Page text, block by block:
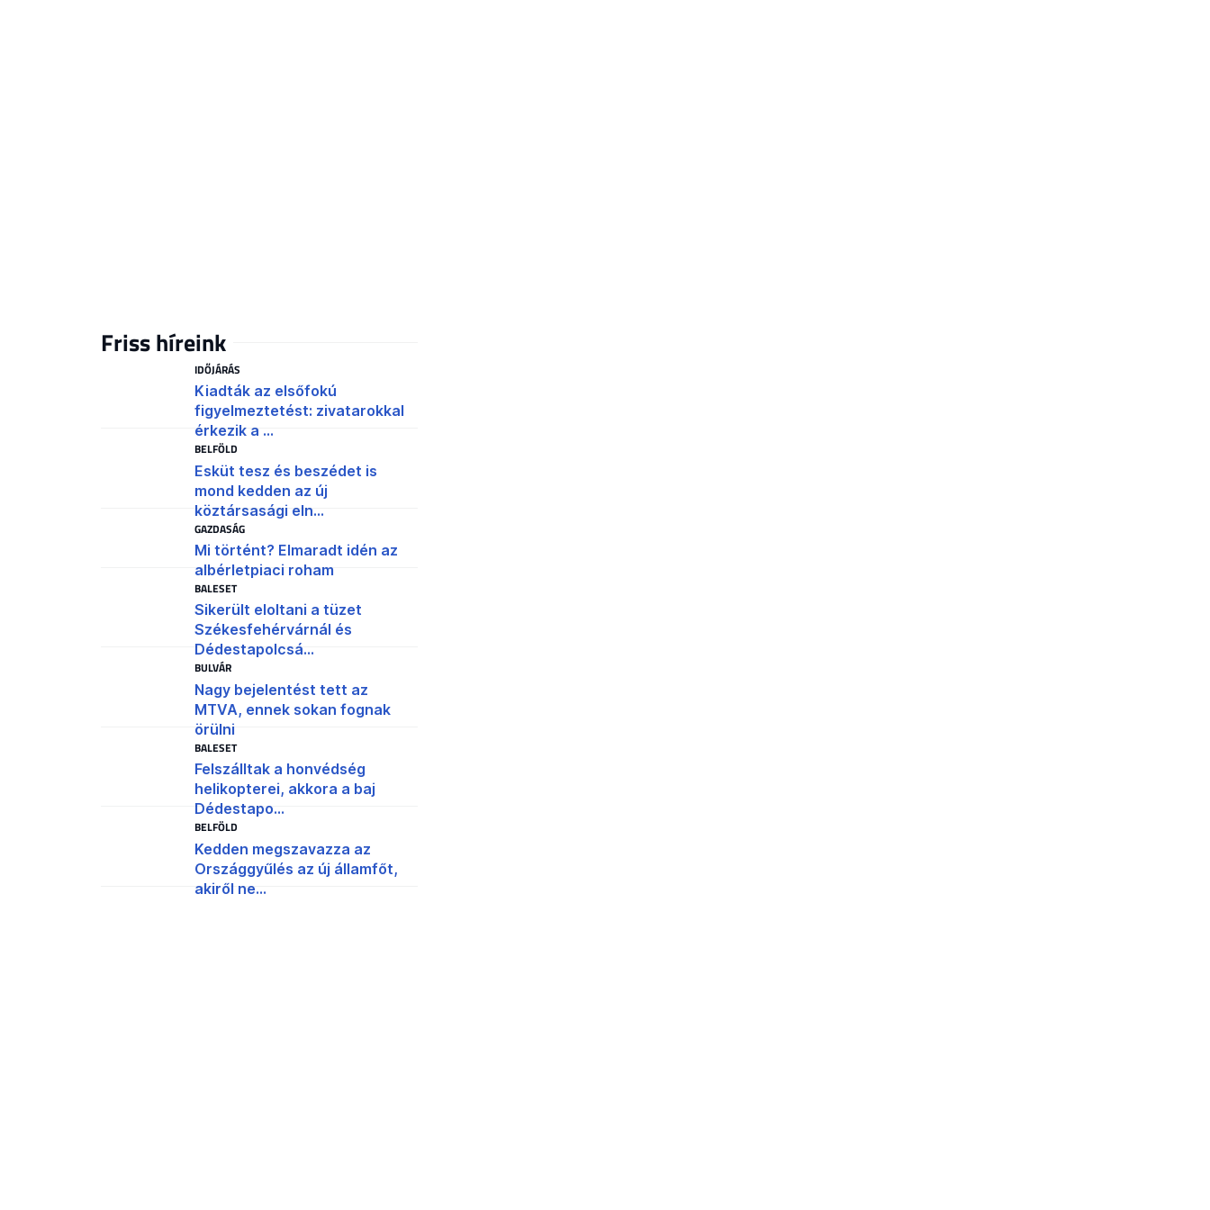
Friss híreink
IDŐJÁRÁS
Kiadták az elsőfokú
figyelmeztetést: zivatarokkal
érkezik a ...
BELFÖLD
Esküt tesz és beszédet is
mond kedden az új
köztársasági eln...
GAZDASÁG
Mi történt? Elmaradt idén az
albérletpiaci roham
BALESET
Sikerült eloltani a tüzet
Székesfehérvárnál és
Dédestapolcsá...
BULVÁR
Nagy bejelentést tett az
MTVA, ennek sokan fognak
örülni
BALESET
Felszálltak a honvédség
helikopterei, akkora a baj
Dédestapo...
BELFÖLD
Kedden megszavazza az
Országgyűlés az új államfőt,
akiről ne...